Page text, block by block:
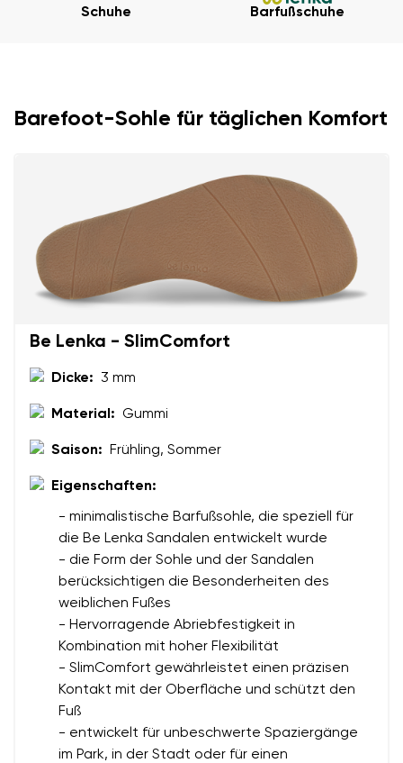
Land ändern
Lieferland auswählen
Schuhe
Barfußschuhe
Barefoot-Sohle für täglichen Komfort
Be Lenka - SlimComfort
Dicke: 3 mm
Material: Gummi
Saison: Frühling, Sommer
Eigenschaften:
- minimalistische Barfußsohle, die speziell für
die Be Lenka Sandalen entwickelt wurde
- die Form der Sohle und der Sandalen
berücksichtigen die Besonderheiten des
weiblichen Fußes
- Hervorragende Abriebfestigkeit in
Kombination mit hoher Flexibilität
- SlimComfort gewährleistet einen präzisen
Kontakt mit der Oberfläche und schützt den
Fuß
- entwickelt für unbeschwerte Spaziergänge
im Park, in der Stadt oder für einen
Ihr Vor- und Nachname
Variante
personenbezogenen Daten im Sinne vondieser
Bedingungenund deren Veröffentlichung
einverstanden.
Bestellnummer
Ich bin mit der Verarbeitung der eingegebenen
Bewertung hinzufügen